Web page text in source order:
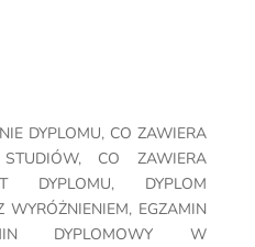
DYPLOMU, CO ZAWIERA
,
CO ZAWIERA
DYPLOMU,
DYPLOM
WYRÓŻNIENIEM, EGZAMIN
DYPLOMOWY W